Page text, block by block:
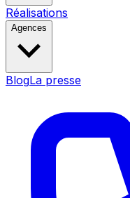
Réalisations
Agences
BlogLa presse